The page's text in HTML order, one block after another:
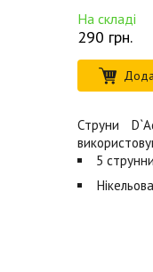
На складі
290 грн.
Струни
5